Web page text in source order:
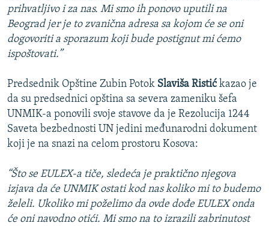
prihvatljivo i za nas. Mi smo ih ponovo uputili na
Beograd jer je to zvanična adresa sa kojom će se oni
dogovoriti a sporazum koji bude postignut mi ćemo
ispoštovati.”
Predsednik Opštine Zubin Potok Slaviša Ristićkazao je
da su predsednici opština sa severa zameniku šefa
UNMIK-a ponovili svoje stavove da je Rezolucija 1244
Saveta bezbednosti UN jedini međunarodni dokument
koji je na snazi na celom prostoru Kosova:
“Što se EULEX-a tiče, sledeća je praktično njegova
izjava da će UNMIK ostati kod nas koliko mi to budemo
želeli. Ukoliko mi poželimo da ovde dođe EULEX onda
će oni navodno otići. Mi smo na to izrazili zabrinutost